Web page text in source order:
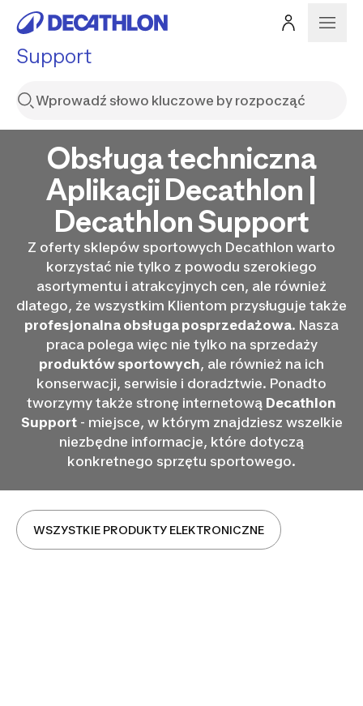
Support
Obsługa techniczna
Aplikacji Decathlon |
Decathlon Support
Z oferty sklepów sportowych Decathlon warto
korzystać nie tylko z powodu szerokiego
asortymentu i atrakcyjnych cen, ale również
dlatego, że wszystkim Klientom przysługuje także
profesjonalna obsługa posprzedażowa. Nasza
praca polega więc nie tylko na sprzedaży
produktów sportowych, ale również na ich
konserwacji, serwisie i doradztwie. Ponadto
tworzymy także stronę internetową Decathlon
Support- miejsce, w którym znajdziesz wszelkie
niezbędne informacje, które dotyczą
konkretnego sprzętu sportowego.
WSZYSTKIE PRODUKTY ELEKTRONICZNE